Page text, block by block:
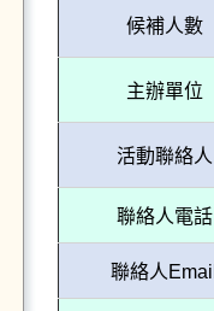
候補人數
主辦單位
活動聯絡人
聯絡人電話
聯絡人Email